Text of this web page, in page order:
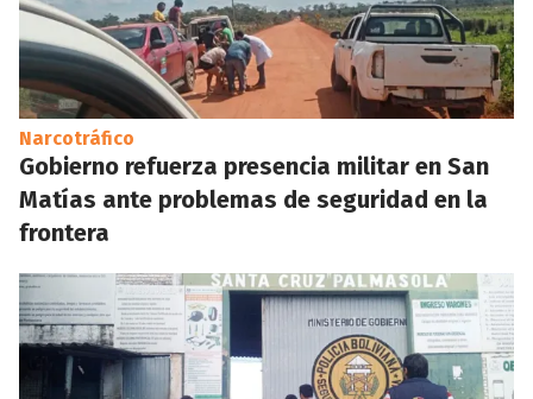
Narcotráfico
Gobierno refuerza presencia militar en San
Matías ante problemas de seguridad en la
frontera